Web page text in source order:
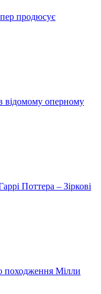
продюсує
відомому оперному
Поттера – Зіркові
походження Мілли